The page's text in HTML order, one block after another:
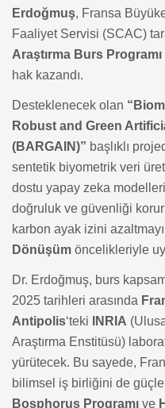
Erdoğmuş, Fransa
Faaliyet Servisi (SCAC)
Araştırma Burs Programı
hak kazandı.
Desteklenecek olan
Robust and Green
(BARGAIN)” başlıklı
sentetik biyometrik veri
dostu yapay zeka
doğruluk ve güvenliği
karbon ayak izini
Dönüşüm öncelikleriyle
Dr. Erdoğmuş, burs
2025 tarihleri arasında
Antipolis‘teki INRIA
Araştırma Enstitüsü)
yürütecek. Bu sayede,
bilimsel iş birliğini de
Bosphorus Programı ve